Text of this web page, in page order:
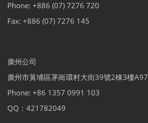
Phone: +886 (07) 7276 720
Fax: +886 (07) 7276 145
廣州公司
廣州市黃埔區茅崗環村大街39號2棟3樓A97
Phone: +86 1357 0991 103
QQ：421782049